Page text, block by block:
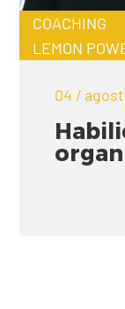
COACHING
LEMON
04 /